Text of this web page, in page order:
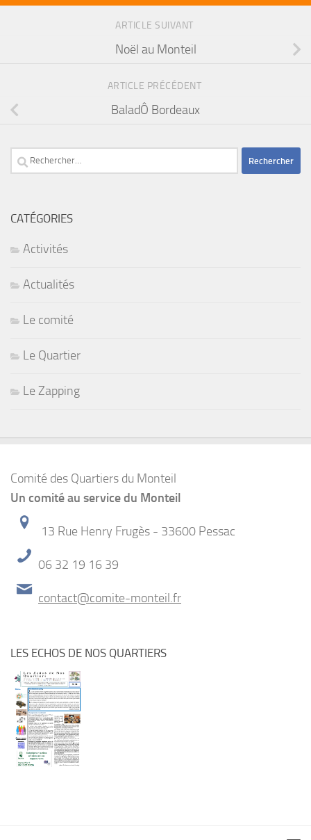
ARTICLE SUIVANT
Noël au Monteil
ARTICLE PRÉCÉDENT
BaladÔ Bordeaux
Rechercher :
CATÉGORIES
Activités
Actualités
Le comité
Le Quartier
Le Zapping
Comité des Quartiers du Monteil
Un comité au service du Monteil
13 Rue Henry Frugès - 33600 Pessac
06 32 19 16 39
contact@comite-monteil.fr
LES ECHOS DE NOS QUARTIERS